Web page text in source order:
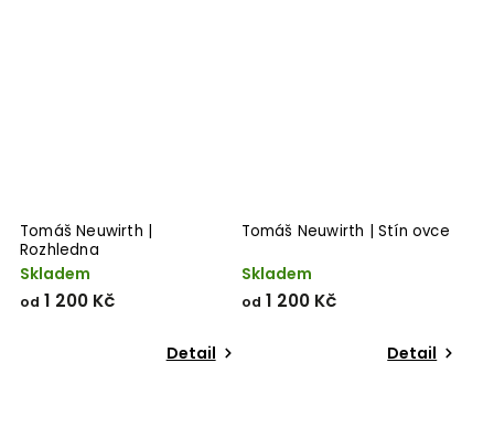
Tomáš Neuwirth |
Rozhledna
Skladem
od 1 200 Kč
Detail
Tomáš Neuwirth | Stín ovce
Skladem
od 1 200 Kč
Detail